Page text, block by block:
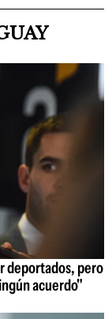
deportados, pero
acuerdo"